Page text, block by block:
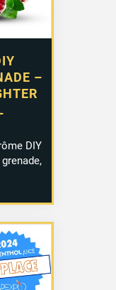
–
DIY